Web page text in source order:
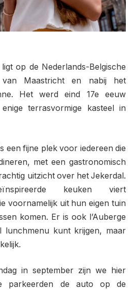
op de Nederlands-Belgische
Maastricht en nabij het
Het werd eind 17e eeuw
terrasvormige kasteel in
een fijne plek voor iedereen die
met een gastronomisch
uitzicht over het Jekerdal.
keuken viert
voornamelijk uit hun eigen tuin
komen. Er is ook l’Auberge
lunchmenu kunt krijgen, maar
in september zijn we hier
parkeerden de auto op de